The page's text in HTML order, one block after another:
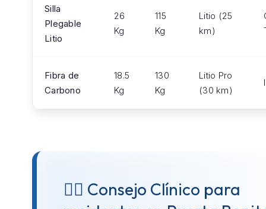
Silla
Plegable
Litio
26
Kg
115
Kg
Litio (25
km)
Fibra de
Carbono
18.5
Kg
130
Kg
Litio Pro
(30 km)
👨‍⚕️ Consejo Clínico para